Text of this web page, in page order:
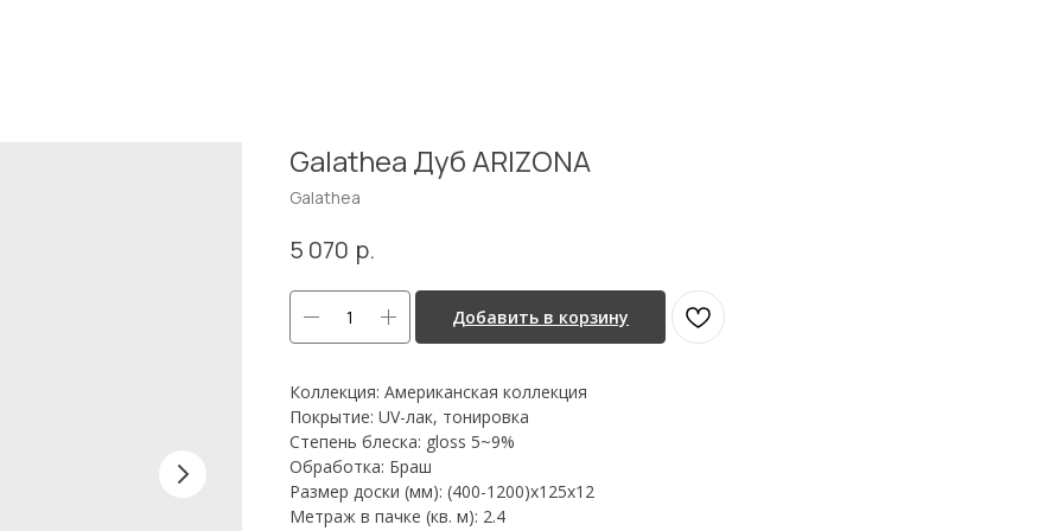
Galathea Дуб ARIZONA
Galathea
5 070 р.
Добавить в корзину
Коллекция: Американская коллекция
Покрытие: UV-лак, тонировка
Степень блеска: gloss 5~9%
Обработка: Браш
Размер доски (мм): (400-1200)х125х12
Метраж в пачке (кв. м): 2.4